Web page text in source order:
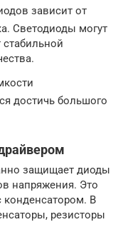
зависит от
Светодиоды могут
стабильной
достичь большого
защищает диоды
напряжения. Это
конденсатором. В
резисторы